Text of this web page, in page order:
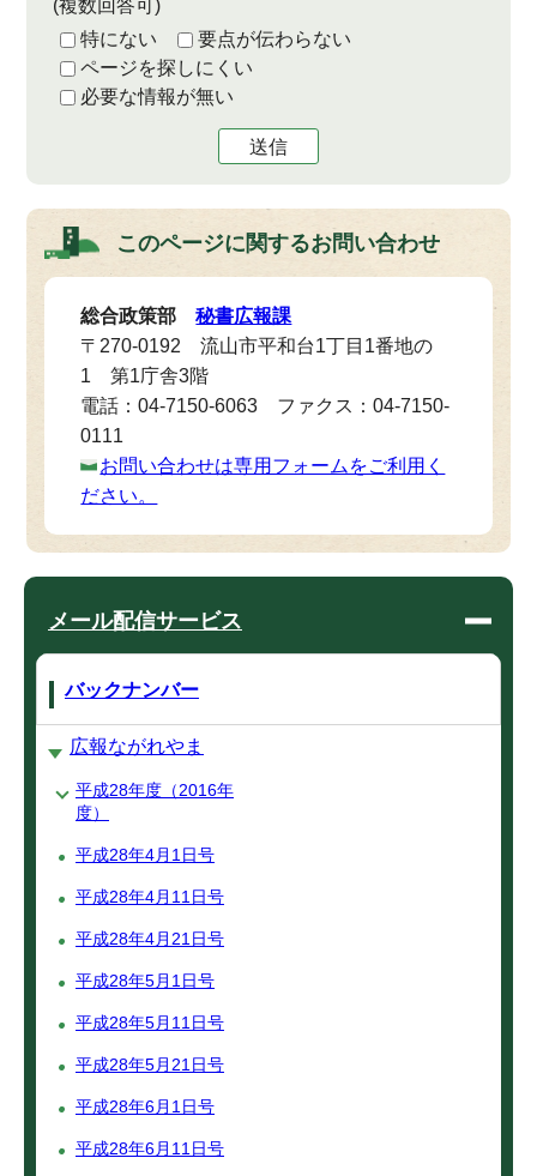
(複数回答可)
特にない
要点が伝わらない
ページを探しにくい
必要な情報が無い
送信
このページに関するお問い合わせ
総合政策部秘書広報課
〒270-0192 流山市平和台1丁目1番地の
1 第1庁舎3階
電話：04-7150-6063 ファクス：04-7150-
0111
お問い合わせは専用フォームをご利用く
ださい。
メール配信サービス
バックナンバー
広報ながれやま
平成28年度（2016年
度）
平成28年4月1日号
平成28年4月11日号
平成28年4月21日号
平成28年5月1日号
平成28年5月11日号
平成28年5月21日号
平成28年6月1日号
平成28年6月11日号